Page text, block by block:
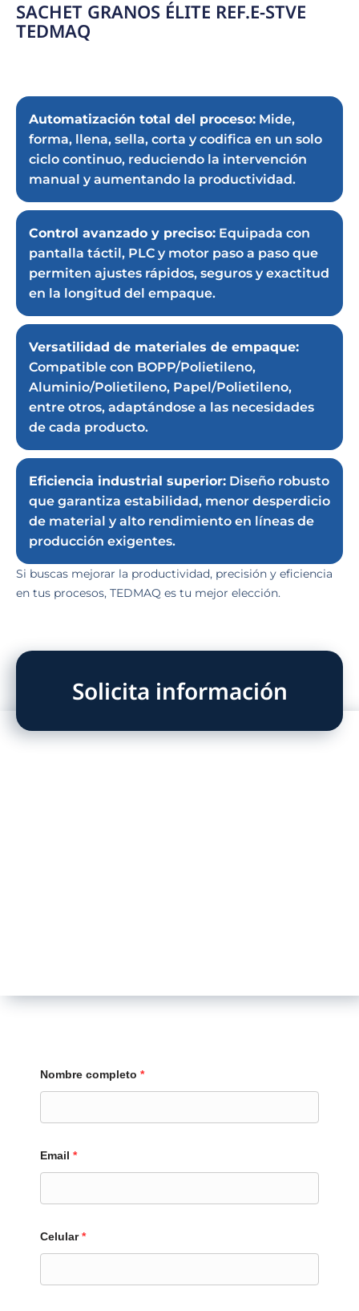
SACHET GRANOS ÉLITE REF.E-STVE
TEDMAQ
Automatización total del proceso: Mide,
forma, llena, sella, corta y codifica en un solo
ciclo continuo, reduciendo la intervención
manual y aumentando la productividad.
Control avanzado y preciso: Equipada con
pantalla táctil, PLC y motor paso a paso que
permiten ajustes rápidos, seguros y exactitud
en la longitud del empaque.
Versatilidad de materiales de empaque:
Compatible con BOPP/Polietileno,
Aluminio/Polietileno, Papel/Polietileno,
entre otros, adaptándose a las necesidades
de cada producto.
Eficiencia industrial superior: Diseño robusto
que garantiza estabilidad, menor desperdicio
de material y alto rendimiento en líneas de
producción exigentes.
Si buscas mejorar la productividad, precisión y eficiencia
en tus procesos, TEDMAQ es tu mejor elección.
Solicita información
Nombre completo *
Email *
Celular *